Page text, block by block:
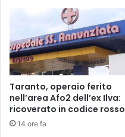
Taranto, operaio ferito
nell’area Afo2 dell’ex Ilva:
ricoverato in codice rosso
14 ore fa